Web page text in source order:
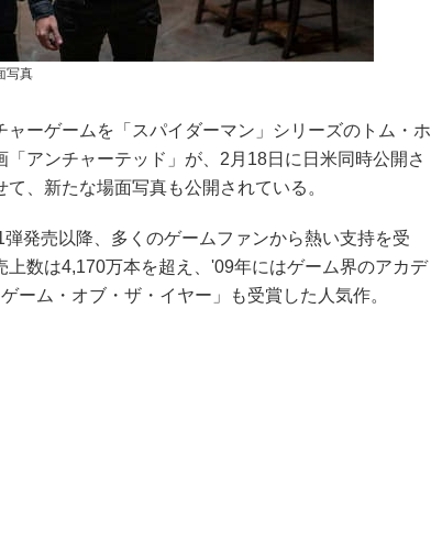
写真
ャーゲームを「スパイダーマン」シリーズのトム・ホ
「アンチャーテッド」が、2月18日に日米同時公開さ
、新たな場面写真も公開されている。
発売以降、多くのゲームファンから熱い支持を受
上数は4,170万本を超え、'09年にはゲーム界のアカデ
ーム・オブ・ザ・イヤー」も受賞した人気作。